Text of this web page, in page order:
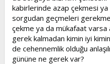
kabirlerinde azap çekmesi ya
sorgudan geçmeleri
çekme ya da mükafaat
gerek kalmadan kimin iyi
de cehennemlik olduğu
gününe ne gerek var?